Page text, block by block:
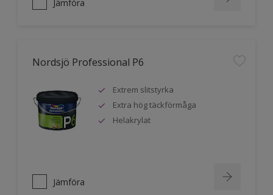
Jämföra
Nordsjö Professional P6
Extrem slitstyrka
Extra hög täckförmåga
Helakrylat
Jämföra